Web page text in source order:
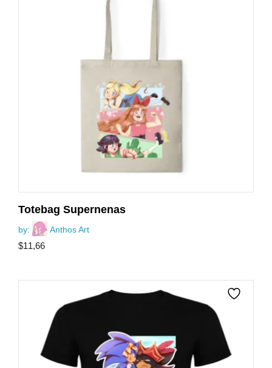
Totebag Supernenas
by: Anthos Art
$11,66